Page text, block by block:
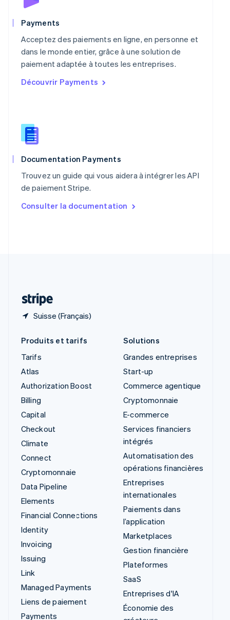
Payments
Acceptez des paiements en ligne, en personne et
dans le monde entier, grâce à une solution de
paiement adaptée à toutes les entreprises.
Découvrir Payments
Documentation Payments
Trouvez un guide qui vous aidera à intégrer les API
de paiement Stripe.
Consulter la documentation
Suisse (Français)
English
NederlandsEnglish
Pologne
English
PortuguêsEnglish
English
Roumanie
English
Royaume-Uni
Singapour
English简体中文
English
Produits et tarifs
Tarifs
Atlas
Authorization Boost
Billing
Capital
Checkout
Climate
Connect
Cryptomonnaie
Data Pipeline
Elements
Financial Connections
Identity
Invoicing
Issuing
Link
Managed Payments
Liens de paiement
Payments
Solutions
Grandes entreprises
Start-up
Commerce agentique
Cryptomonnaie
E-commerce
Services financiers
intégrés
Automatisation des
opérations financières
Entreprises
internationales
Paiements dans
l’application
Marketplaces
Gestion financière
Plateformes
SaaS
Entreprises d'IA
Économie des